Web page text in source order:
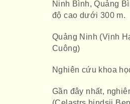
Ninh Bình, Quảng
độ cao dưới 300 m.
Quảng Ninh (Vịnh
Cuông)
Nghiên cứu khoa
Gần đây nhất,